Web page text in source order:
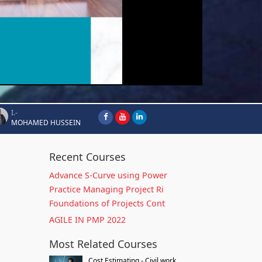
I.-
MOHAMED HUSSEIN
Recent Courses
Advance S-Curve using Power
Practice Managing Project Ri
Foundations of Projects Cont
AGILE IN PMP 2022
Most Related Courses